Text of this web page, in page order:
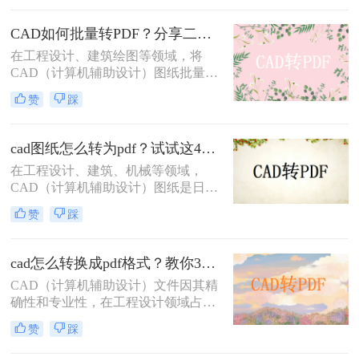
为您详细分析原因并提供cad转pdf图
太小怎么回事解决方法。
CAD如何批量转PDF？分享二种高效的转换方法！
在工程设计、建筑绘图等领域，将
CAD（计算机辅助设计）图纸批量转
换为PDF（可移植文档格式）是一个
常见且重要的任务。PDF格式不仅具
保护设计文件的完整性和版权。那么
CAD如何批量转PDF呢？本文将介绍
两种将CAD图纸批量转换为PDF的高
效方法。
赞 踩
cad图纸怎么转为pdf？试试这4种实用转换方法！
在工程设计、建筑、机械等领域，
CAD（计算机辅助设计）图纸是日常
工作中不可或缺的重要文件。然而，
为了更方便地分享、存档和打印这些
档格式）格式是一个明智的选择。那
么cad图纸怎么转为pdf呢？本文将详
细介绍三种将CAD图纸转换为PDF的
实用方法。
赞 踩
cad怎么转换成pdf格式？教你3个简单的转换方法！
CAD（计算机辅助设计）文件因其精
确性和专业性，在工程设计领域占据
重要地位。然而，为了便于共享、打
印和查看，有时需要将CAD文件转换
赞 踩